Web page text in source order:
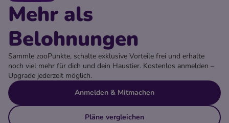
Mehr als
Belohnungen
Sammle zooPunkte, schalte exklusive Vorteile frei und erhalte
noch viel mehr für dich und dein Haustier. Kostenlos anmelden –
Upgrade jederzeit möglich.
Anmelden & Mitmachen
Pläne vergleichen